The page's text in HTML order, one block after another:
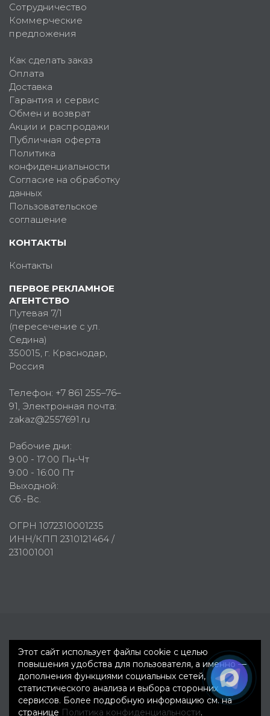
Сотрудничество
Коммерческие
предложения
Как сделать заказ
Оплата
Доставка
Гарантия и сервис
Обмен и возврат
Акции и распродажи
Публичная оферта
Политика
конфиденциальности
Согласие на обработку
данных
Пользовательское
соглашение
КОНТАКТЫ
Контакты
ПЕРВОЕ РЕКЛАМНОЕ
АГЕНТСТВО
Путевая 7/1
(пересечение с ул.
Седина)
350015 , г. Краснодар,
Россия
Телефон: +7 861 255–76–
91 , Электронная почта:
zakaz@2557691.ru
Рабочие дни:
9:00 - 17:00 Пн-Чт
9:00 - 16:00 Пт
Выходной:
Сб.-Вс.
ОГРН 1072310001235
ИНН/КПП 2310121464 /
231001001
Этот сайт использует файлы cookie с целью
повышения удобства для пользователя, а именно —
дополнения функциями социальных сетей,
статистического анализа и выбора сторонних
сервисов. Более подробную информацию см. на
странице Политика конфиденциальности.